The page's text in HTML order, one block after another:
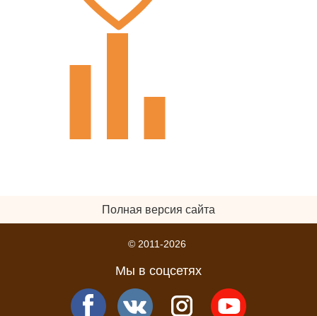
Полная версия сайта
© 2011-2026
Мы в соцсетях